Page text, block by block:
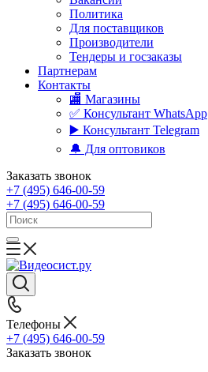
Политика
Для поставщиков
Производители
Тендеры и госзаказы
Партнерам
Контакты
🏬 Магазины
✅️ Консультант WhatsApp
▶️ Консультант Telegram
🔔 Для оптовиков
Заказать звонок
+7 (495) 646-00-59
+7 (495) 646-00-59
Телефоны
+7 (495) 646-00-59
Заказать звонок